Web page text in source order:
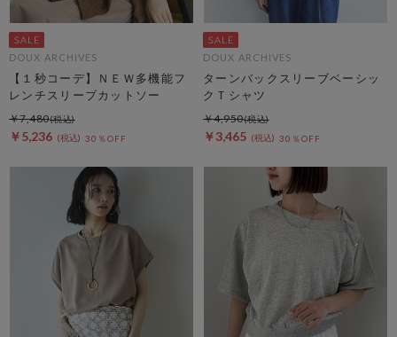
DOUX ARCHIVES
【１秒コーデ】ＮＥＷ多機能フ
レンチスリーブカットソー
￥5,236 30％OFF
￥7,480
DOUX ARCHIVES
ターンバックスリーブベーシッ
クＴシャツ
￥3,465 30％OFF
￥4,950